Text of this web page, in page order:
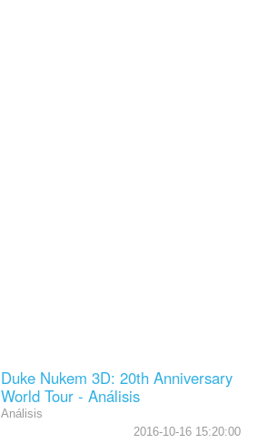
Duke Nukem 3D: 20th Anniversary
World Tour - Análisis
Análisis
2016-10-16 15:20:00